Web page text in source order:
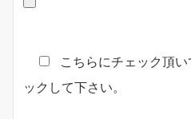
こちらにチェック頂
ックして下さい。